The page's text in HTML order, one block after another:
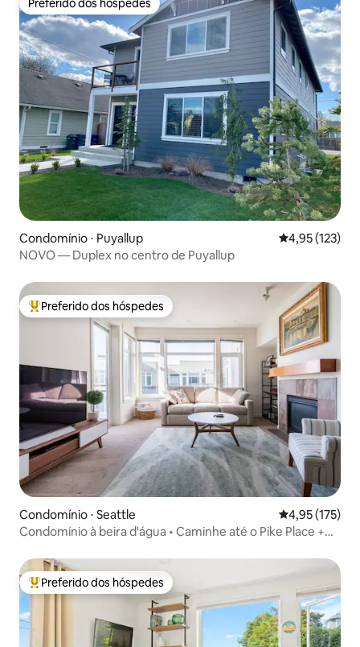
Preferido dos hóspedes
Preferido dos hóspedes
Condomínio ⋅ Puyallup 4,95 de uma
4,95 (123)
NOVO — Duplex no centro de Puyallup
Entre os melhores preferidos dos hóspedes
Preferido dos hóspedes
Condomínio ⋅ Seattle 4,95 de uma
4,95 (175)
Condomínio à beira d'água • Caminhe até o Pike Place +
Entre os melhores preferidos dos hóspedes
Preferido dos hóspedes